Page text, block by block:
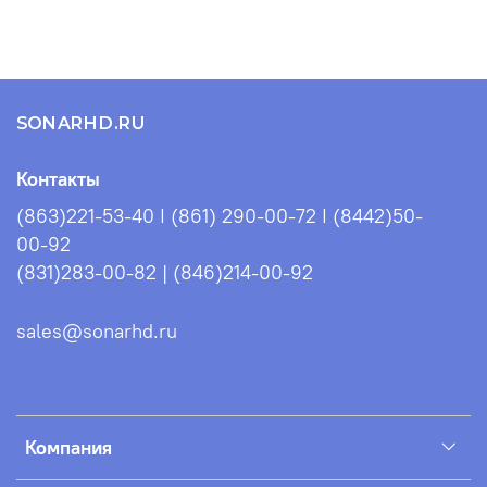
SONARHD.RU
Компания
Контакты
(863)221-53-40 I (861) 290-00-72 I (8442)50-
00-92
(831)283-00-82 | (846)214-00-92
sales@sonarhd.ru